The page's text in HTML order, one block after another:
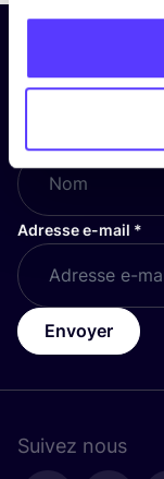
Inscrivez-
Adresse e-mail *
Envoyer
Suivez nous